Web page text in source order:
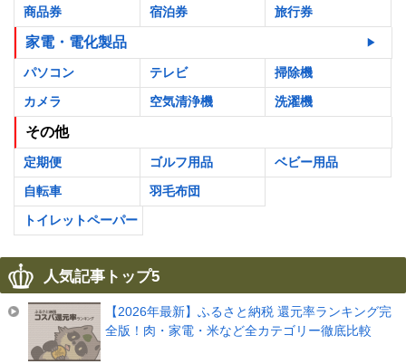
商品券 宿泊券 旅行券
家電・電化製品
パソコン テレビ
掃除機
カメラ
空気清浄機 洗濯機
その他
定期便 ゴルフ用品
ベビー用品
自転車
羽毛布団
トイレットペーパー
人気記事トップ5
【2026年最新】ふるさと納税 還元率ランキング完
全版！肉・家電・米など全カテゴリー徹底比較